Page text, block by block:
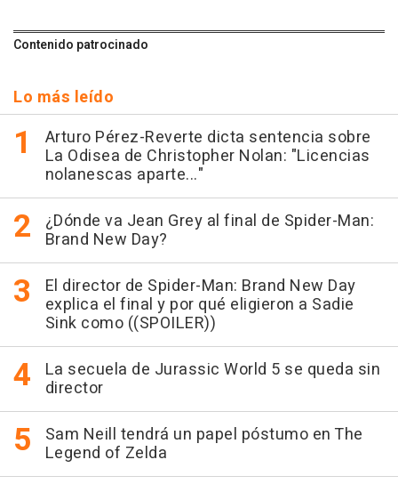
Contenido patrocinado
Lo más leído
Arturo Pérez-Reverte dicta sentencia sobre
La Odisea de Christopher Nolan: "Licencias
nolanescas aparte..."
¿Dónde va Jean Grey al final de Spider-Man:
Brand New Day?
El director de Spider-Man: Brand New Day
explica el final y por qué eligieron a Sadie
Sink como ((SPOILER))
La secuela de Jurassic World 5 se queda sin
director
Sam Neill tendrá un papel póstumo en The
Legend of Zelda